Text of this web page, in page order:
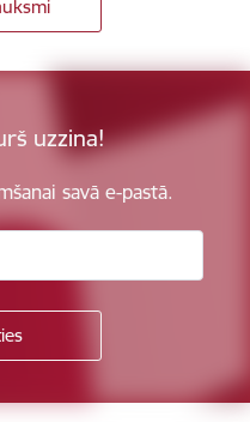
uzzina!
savā e-pastā.